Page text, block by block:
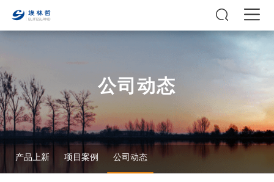
公司动态
产品上新 项目案例 公司动态